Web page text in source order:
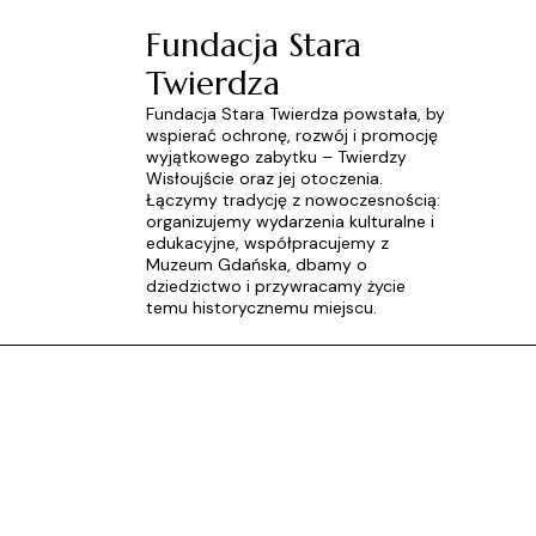
Fundacja Stara
Twierdza
Fundacja Stara Twierdza powstała, by
wspierać ochronę, rozwój i promocję
wyjątkowego zabytku – Twierdzy
Wisłoujście oraz jej otoczenia.
Łączymy tradycję z nowoczesnością:
organizujemy wydarzenia kulturalne i
edukacyjne, współpracujemy z
Muzeum Gdańska, dbamy o
dziedzictwo i przywracamy życie
temu historycznemu miejscu.